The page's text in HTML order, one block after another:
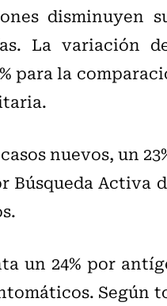
disminuyen
La variación
para la
nuevos, un
Activa
un 24% por
Según